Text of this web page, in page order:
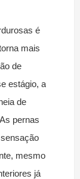
é
mais
de
estágio, a
de
pernas
mesmo
já